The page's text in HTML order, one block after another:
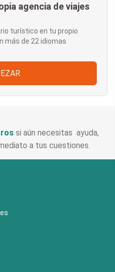
agencia de viajes
turístico en tu propio
más de 22 idiomas
si aún necesitas ayuda,
a tus cuestiones.